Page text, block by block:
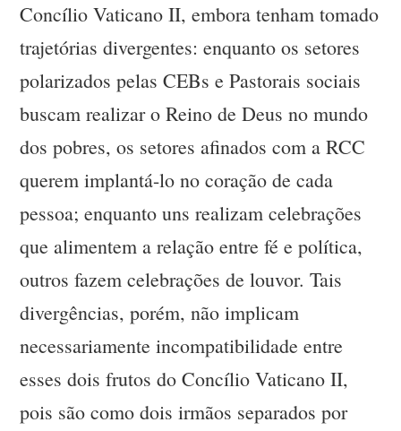
Concílio Vaticano II, embora tenham tomado
trajetórias divergentes: enquanto os setores
polarizados pelas CEBs e Pastorais sociais
buscam realizar o Reino de Deus no mundo
dos pobres, os setores afinados com a RCC
querem implantá-lo no coração de cada
pessoa; enquanto uns realizam celebrações
que alimentem a relação entre fé e política,
outros fazem celebrações de louvor. Tais
divergências, porém, não implicam
necessariamente incompatibilidade entre
esses dois frutos do Concílio Vaticano II,
pois são como dois irmãos separados por